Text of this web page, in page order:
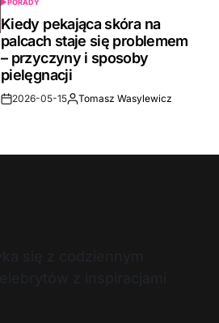
POSTED
IN
PORADY
Kiedy pekająca skóra na
palcach staje się problemem
– przyczyny i sposoby
pielęgnacji
Post2026-05-15By:Tomasz Wasylewicz